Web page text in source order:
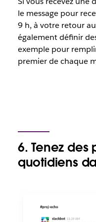
le message pour
9 h, à votre retour
également définir
exemple pour
premier de chaque
6. Tenez des
quotidiens